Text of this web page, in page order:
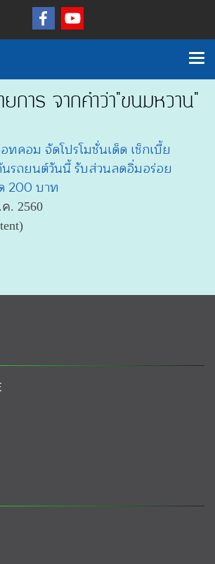
การ จากคำว่า"ขนมหวาน"
ทคอม จัดโปรโมชั่นเด็ด เช็กเบี้ย
นรถยนต์วันนี้ รับส่วนลดอิ่มอร่อย
200 บาท
. 2560